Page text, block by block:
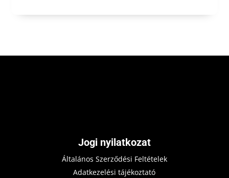
Jogi nyilatkozat
Általános Szerződési Feltételek
Adatkezelési tájékoztató